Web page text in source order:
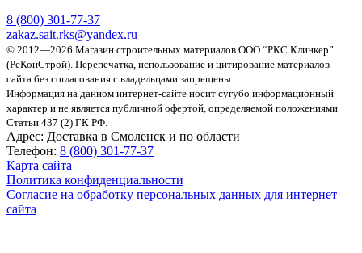
8 (800) 301-77-37
zakaz.sait.rks@yandex.ru
© 2012—2026 Магазин строительных материалов ООО “РКС Клинкер”
(РеКонСтрой). Перепечатка, использование и цитирование материалов
сайта без согласования с владельцами запрещены.
Информация на данном интернет-сайте носит сугубо информационный
характер и не является публичной офертой, определяемой положениями
Статьи 437 (2) ГК РФ.
Адрес: Доставка в Смоленск и по области
Телефон: 8 (800) 301-77-37
Карта сайта
Политика конфиденциальности
Согласие на обработку персональных данных для интернет
сайта